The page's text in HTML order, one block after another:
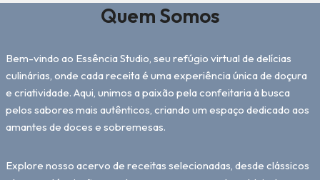
Quem Somos
Bem-vindo ao Essência Studio, seu refúgio virtual de delícias
culinárias, onde cada receita é uma experiência única de doçura
e criatividade. Aqui, unimos a paixão pela confeitaria à busca
pelos sabores mais autênticos, criando um espaço dedicado aos
amantes de doces e sobremesas.
Explore nosso acervo de receitas selecionadas, desde clássicos